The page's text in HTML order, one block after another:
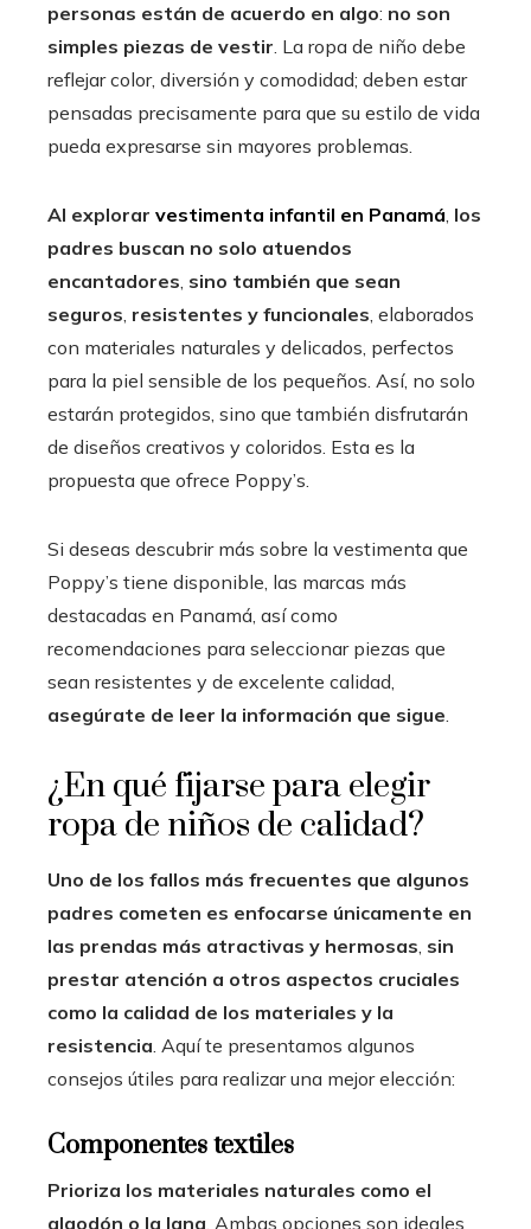
personas están de acuerdo en algo: no son
simples piezas de vestir. La ropa de niño debe
reflejar color, diversión y comodidad; deben estar
pensadas precisamente para que su estilo de vida
pueda expresarse sin mayores problemas.
Al explorar vestimenta infantil en Panamá, los
padres buscan no solo atuendos
encantadores, sino también que sean
seguros, resistentes y funcionales, elaborados
con materiales naturales y delicados, perfectos
para la piel sensible de los pequeños. Así, no solo
estarán protegidos, sino que también disfrutarán
de diseños creativos y coloridos. Esta es la
propuesta que ofrece Poppy’s.
Si deseas descubrir más sobre la vestimenta que
Poppy’s tiene disponible, las marcas más
destacadas en Panamá, así como
recomendaciones para seleccionar piezas que
sean resistentes y de excelente calidad,
asegúrate de leer la información que sigue.
¿En qué fijarse para elegir
ropa de niños de calidad?
Uno de los fallos más frecuentes que algunos
padres cometen es enfocarse únicamente en
las prendas más atractivas y hermosas, sin
prestar atención a otros aspectos cruciales
como la calidad de los materiales y la
resistencia. Aquí te presentamos algunos
consejos útiles para realizar una mejor elección:
Componentes textiles
Prioriza los materiales naturales como el
algodón o la lana. Ambas opciones son ideales